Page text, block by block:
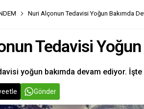
Nuri Alçonun Tedavisi Yoğun Bakımda
Tedavisi
yoğun bakımda devam ediyor.
Gönder